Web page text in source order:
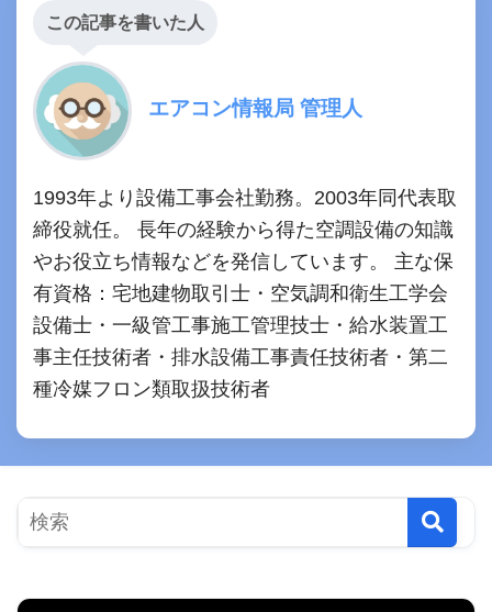
この記事を書いた人
エアコン情報局 管理人
1993年より設備工事会社勤務。2003年同代表取
締役就任。 長年の経験から得た空調設備の知識
やお役立ち情報などを発信しています。 主な保
有資格：宅地建物取引士・空気調和衛生工学会
設備士・一級管工事施工管理技士・給水装置工
事主任技術者・排水設備工事責任技術者・第二
種冷媒フロン類取扱技術者